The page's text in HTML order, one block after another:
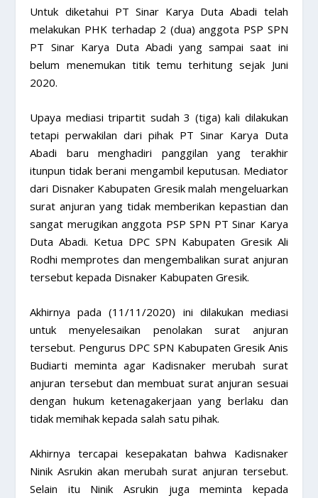
Untuk diketahui PT Sinar Karya Duta Abadi telah
melakukan PHK terhadap 2 (dua) anggota PSP SPN
PT Sinar Karya Duta Abadi yang sampai saat ini
belum menemukan titik temu terhitung sejak Juni
2020.
Upaya mediasi tripartit sudah 3 (tiga) kali dilakukan
tetapi perwakilan dari pihak PT Sinar Karya Duta
Abadi baru menghadiri panggilan yang terakhir
itunpun tidak berani mengambil keputusan. Mediator
dari Disnaker Kabupaten Gresik malah mengeluarkan
surat anjuran yang tidak memberikan kepastian dan
sangat merugikan anggota PSP SPN PT Sinar Karya
Duta Abadi. Ketua DPC SPN Kabupaten Gresik Ali
Rodhi memprotes dan mengembalikan surat anjuran
tersebut kepada Disnaker Kabupaten Gresik.
Akhirnya pada (11/11/2020) ini dilakukan mediasi
untuk menyelesaikan penolakan surat anjuran
tersebut. Pengurus DPC SPN Kabupaten Gresik Anis
Budiarti meminta agar Kadisnaker merubah surat
anjuran tersebut dan membuat surat anjuran sesuai
dengan hukum ketenagakerjaan yang berlaku dan
tidak memihak kepada salah satu pihak.
Akhirnya tercapai kesepakatan bahwa Kadisnaker
Ninik Asrukin akan merubah surat anjuran tersebut.
Selain itu Ninik Asrukin juga meminta kepada